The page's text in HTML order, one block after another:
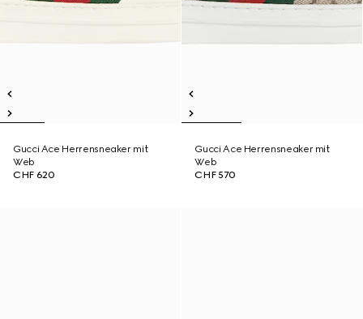
Gucci Ace Herrensneaker mit
Web
CHF 620
Gucci Ace Herrensneaker mit
Web
CHF 570